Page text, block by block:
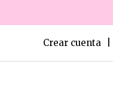
Crear cuenta